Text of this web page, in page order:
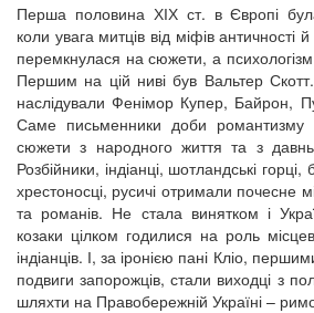
Перша половина ХІХ ст. в Європі
коли увага митців від міфів античності
перемкнулася на сюжети, а
Першим на цій ниві був Вальтер
наслідували Фенімор Купер, Байрон,
Саме письменники доби романтизму
сюжети з народного життя та з
Розбійники, індіанці, шотландські горці,
хрестоносці, русичі отримали почесне
та романів. Не стала винятком і
козаки цілком годилися на роль
індіанців. І, за іронією пані Кліо,
подвиги запорожців, стали виходці з
шляхти на Правобережній Україні –